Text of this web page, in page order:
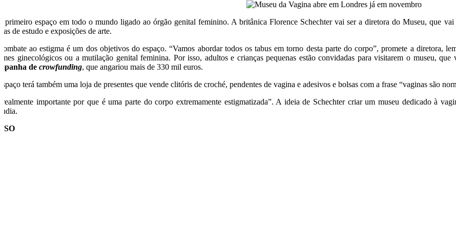
primeiro espaço em todo o mundo ligado ao órgão genital feminino. A britânica Florence Schechter vai ser a diretora do Museu, que
de estudo e exposições de arte.
ao estigma é um dos objetivos do espaço. “Vamos abordar todos os tabus em torno desta parte do corpo”, promete a diretora,
ginecológicos ou a mutilação genital feminina. Por isso, adultos e crianças pequenas estão convidadas para visitarem o museu,
decrowfunding, que angariou mais de 330 mil euros.
terá também uma loja de presentes que vende clitóris de croché, pendentes de vagina e adesivos e bolsas com a frase “vaginas são
realmente importante por que é uma parte do corpo extremamente estigmatizada”. A ideia de Schechter criar um museu dedicado à
SO